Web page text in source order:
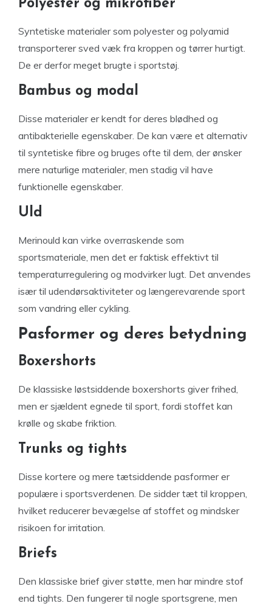
Polyester og mikrofiber
Syntetiske materialer som polyester og polyamid
transporterer sved væk fra kroppen og tørrer hurtigt.
De er derfor meget brugte i sportstøj.
Bambus og modal
Disse materialer er kendt for deres blødhed og
antibakterielle egenskaber. De kan være et alternativ
til syntetiske fibre og bruges ofte til dem, der ønsker
mere naturlige materialer, men stadig vil have
funktionelle egenskaber.
Uld
Merinould kan virke overraskende som
sportsmateriale, men det er faktisk effektivt til
temperaturregulering og modvirker lugt. Det anvendes
især til udendørsaktiviteter og længerevarende sport
som vandring eller cykling.
Pasformer og deres betydning
Boxershorts
De klassiske løstsiddende boxershorts giver frihed,
men er sjældent egnede til sport, fordi stoffet kan
krølle og skabe friktion.
Trunks og tights
Disse kortere og mere tætsiddende pasformer er
populære i sportsverdenen. De sidder tæt til kroppen,
hvilket reducerer bevægelse af stoffet og mindsker
risikoen for irritation.
Briefs
Den klassiske brief giver støtte, men har mindre stof
end tights. Den fungerer til nogle sportsgrene, men